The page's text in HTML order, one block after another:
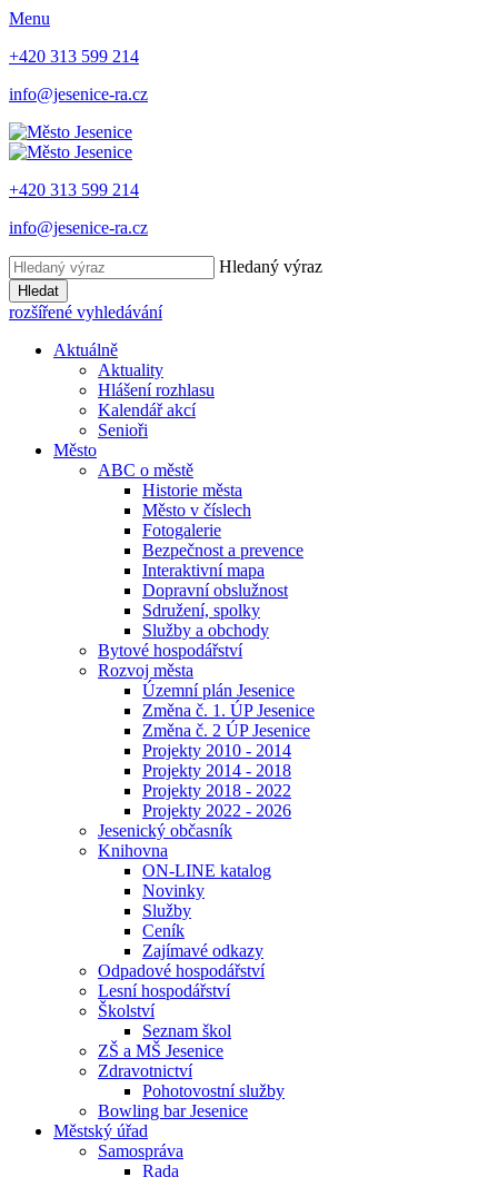
Menu
+420 313 599 214
info@jesenice-ra.cz
+420 313 599 214
info@jesenice-ra.cz
Hledaný výraz
Hledat
rozšířené vyhledávání
Aktuálně
Aktuality
Hlášení rozhlasu
Kalendář akcí
Senioři
Město
ABC o městě
Historie města
Město v číslech
Fotogalerie
Bezpečnost a prevence
Interaktivní mapa
Dopravní obslužnost
Sdružení, spolky
Služby a obchody
Bytové hospodářství
Rozvoj města
Územní plán Jesenice
Změna č. 1. ÚP Jesenice
Změna č. 2 ÚP Jesenice
Projekty 2010 - 2014
Projekty 2014 - 2018
Projekty 2018 - 2022
Projekty 2022 - 2026
Jesenický občasník
Knihovna
ON-LINE katalog
Novinky
Služby
Ceník
Zajímavé odkazy
Odpadové hospodářství
Lesní hospodářství
Školství
Seznam škol
ZŠ a MŠ Jesenice
Zdravotnictví
Pohotovostní služby
Bowling bar Jesenice
Městský úřad
Samospráva
Rada